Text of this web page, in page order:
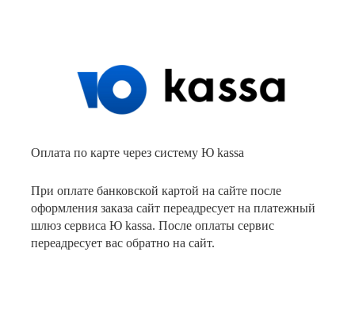
Оплата по карте через систему Ю kassa
При оплате банковской картой на сайте после
оформления заказа сайт переадресует на платежный
шлюз сервиса Ю kassa. После оплаты сервис
переадресует вас обратно на сайт.